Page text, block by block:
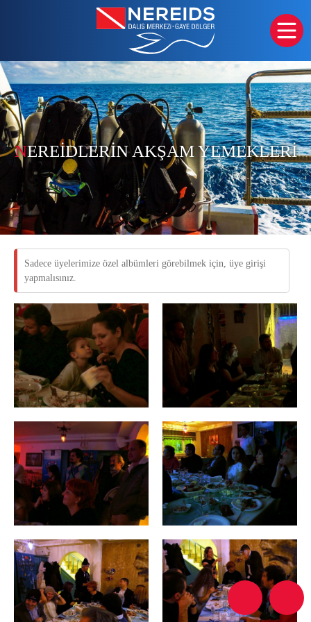
NEREIDLERIN AKŞAM YEMEKLERI
Sadece üyelerimize özel albümleri görebilmek için, üye girişi
yapmalısınız.